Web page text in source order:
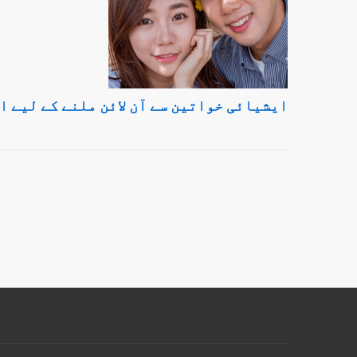
ایشیائی خواتین سے آن لائن ملنے کے لیے